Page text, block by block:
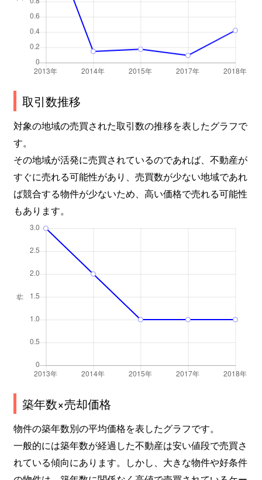
取引数推移
対象の地域の売買された取引数の推移を表したグラフで
す。
その地域が活発に売買されているのであれば、不動産が
すぐに売れる可能性があり、売買数が少ない地域であれ
ば競合する物件が少ないため、高い価格で売れる可能性
もあります。
築年数×売却価格
物件の築年数別の平均価格を表したグラフです。
一般的には築年数が経過した不動産は安い値段で売買さ
れている傾向にあります。しかし、大きな物件や好条件